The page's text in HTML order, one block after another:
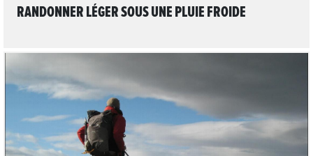
RANDONNER LÉGER SOUS UNE PLUIE FROIDE
LIRE L'ARTICLE